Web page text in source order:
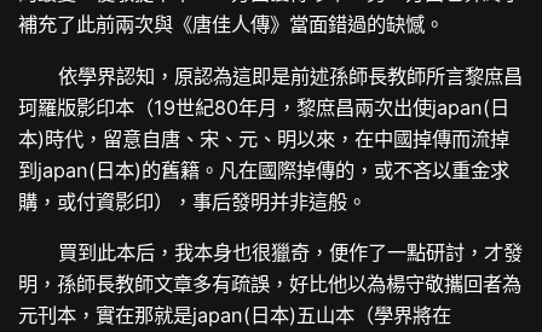
補充了此前兩次與《唐佳人傳》當面錯過的缺憾。
依學界認知，原認為這即是前述孫師長教師所言黎庶昌
珂羅版影印本（19世紀80年月，黎庶昌兩次出使japan(日
本)時代，留意自唐、宋、元、明以來，在中國掉傳而流掉
到japan(日本)的舊籍。凡在國際掉傳的，或不吝以重金求
購，或付資影印），事后發明并非這般。
買到此本后，我本身也很獵奇，便作了一點研討，才發
明，孫師長教師文章多有疏誤，好比他以為楊守敬攜回者為
元刊本，實在那就是japan(日本)五山本（學界將在